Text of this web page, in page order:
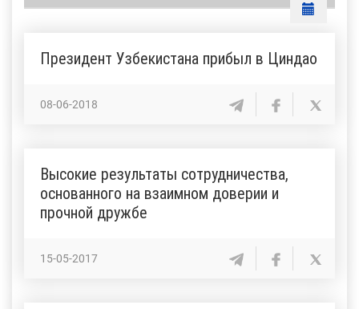
Президент Узбекистана прибыл в Циндао
08-06-2018
Высокие результаты сотрудничества,
основанного на взаимном доверии и
прочной дружбе
15-05-2017